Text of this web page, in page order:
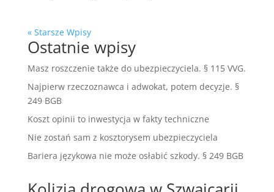
« Starsze Wpisy
Ostatnie wpisy
Masz roszczenie także do ubezpieczyciela. § 115 VVG.
Najpierw rzeczoznawca i adwokat, potem decyzje. §
249 BGB
Koszt opinii to inwestycja w fakty techniczne
Nie zostań sam z kosztorysem ubezpieczyciela
Bariera językowa nie może osłabić szkody. § 249 BGB